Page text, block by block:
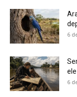
6
6